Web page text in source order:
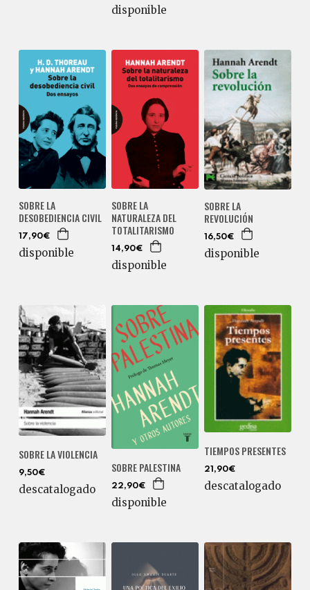
disponible
SOBRE LA
DESOBEDIENCIA CIVIL
17,90€
disponible
SOBRE LA
NATURALEZA DEL
TOTALITARISMO
14,90€
disponible
SOBRE LA
REVOLUCIÓN
16,50€
disponible
SOBRE LA VIOLENCIA
9,50€
descatalogado
SOBRE PALESTINA
22,90€
disponible
TIEMPOS PRESENTES
21,90€
descatalogado